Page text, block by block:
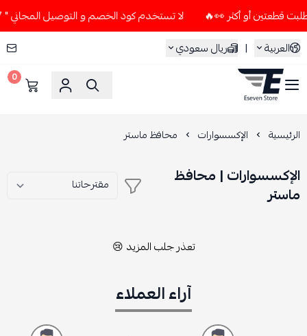
لا تستخدم كود الخصم و التوصيل المجاني " N7 " إلا إذا طلبت قطعتين أو أكثر 👀🔥
العربية
| ريال سعودي
ESEVEN STORE
0
الرئيسية الإكسسوارات محافظ ماستر
الإكسسوارات | محافظ
ماستر
تعذر جلب المزيد 😢
آراء العملاء